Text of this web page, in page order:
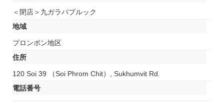
＜閉店＞九ガラパプルック
地域
プロンポン地区
住所
120 Soi 39 （Soi Phrom Chit）, Sukhumvit Rd.
電話番号